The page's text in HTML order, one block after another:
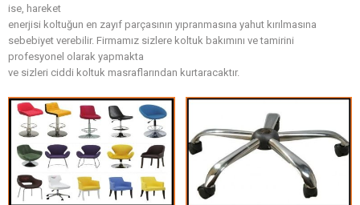
ise, hareket
enerjisi koltuğun en zayıf parçasının yıpranmasına yahut kırılmasına
sebebiyet verebilir. Firmamız sizlere koltuk bakımını ve tamirini
profesyonel olarak yapmakta
ve sizleri ciddi koltuk masraflarından kurtaracaktır.